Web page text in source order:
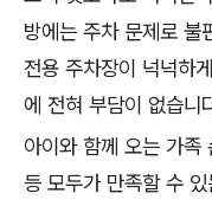
방에는 주차 문제로 불
전용 주차장이 넉넉하
에 전혀 부담이 없습니
아이와 함께 오는 가족
등 모두가 만족할 수